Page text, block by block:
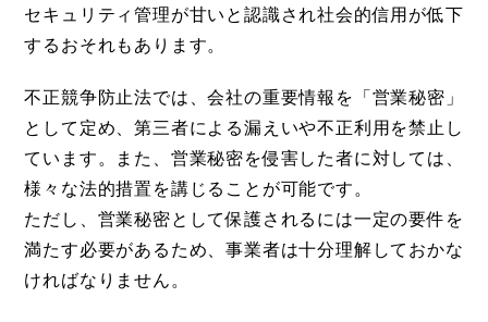
セキュリティ管理が甘いと認識され社会的信用が低下
するおそれもあります。
不正競争防止法では、会社の重要情報を「営業秘密」
として定め、第三者による漏えいや不正利用を禁止し
ています。また、営業秘密を侵害した者に対しては、
様々な法的措置を講じることが可能です。
ただし、営業秘密として保護されるには一定の要件を
満たす必要があるため、事業者は十分理解しておかな
ければなりません。